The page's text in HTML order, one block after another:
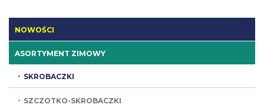
NOWOŚCI
ASORTYMENT ZIMOWY
SKROBACZKI
SZCZOTKO-SKROBACZKI